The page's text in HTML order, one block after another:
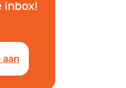
inbox!
aan